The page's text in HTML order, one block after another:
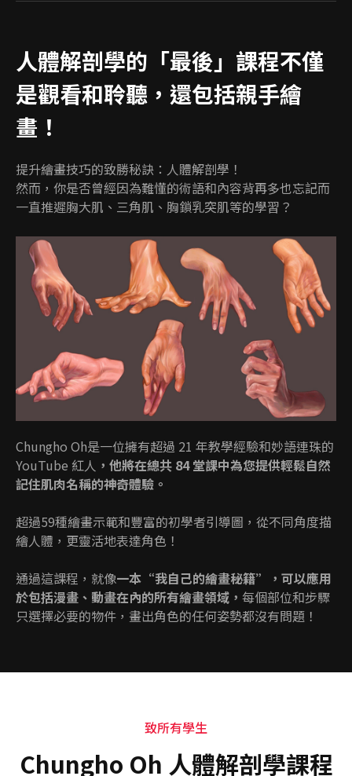
人體解剖學的「最後」課程不僅
是觀看和聆聽，還包括親手繪
畫！
提升繪畫技巧的致勝秘訣：人體解剖學！
然而，你是否曾經因為難懂的術語和內容背再多也忘記而
一直推遲胸大肌、三角肌、胸鎖乳突肌等的學習？
Chungho Oh是一位擁有超過 21 年教學經驗和妙語連珠的
YouTube 紅人 ，他將在總共 84 堂課中為您提供輕鬆自然
記住肌肉名稱的神奇體驗。
超過59種繪畫示範和豐富的初學者引導圖，從不同角度描
繪人體，更靈活地表達角色！
通過這課程，就像一本“我自己的繪畫秘籍”，可以應用
於包括漫畫、動畫在內的所有繪畫領域， 每個部位和步驟
只選擇必要的物件，畫出角色的任何姿勢都沒有問題！
致所有學生
Chungho Oh 人體解剖學課程